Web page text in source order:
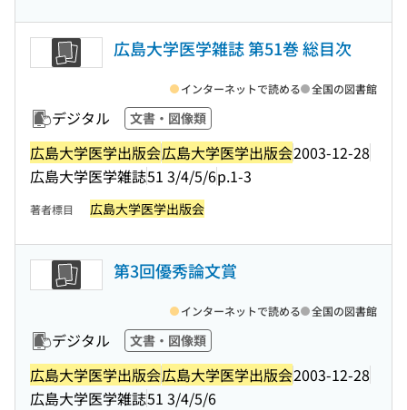
広島大学医学雑誌 第51巻 総目次
デジタル 文書・図像類
広島大学医学出版会広島大学医学出版会2003-12-28
広島大学医学雑誌51 3/4/5/6p.1-3
インターネットで読める 全国の図書館
著者標目 広島大学医学出版会
第3回優秀論文賞
デジタル 文書・図像類
広島大学医学出版会広島大学医学出版会2003-12-28
広島大学医学雑誌51 3/4/5/6
インターネットで読める 全国の図書館